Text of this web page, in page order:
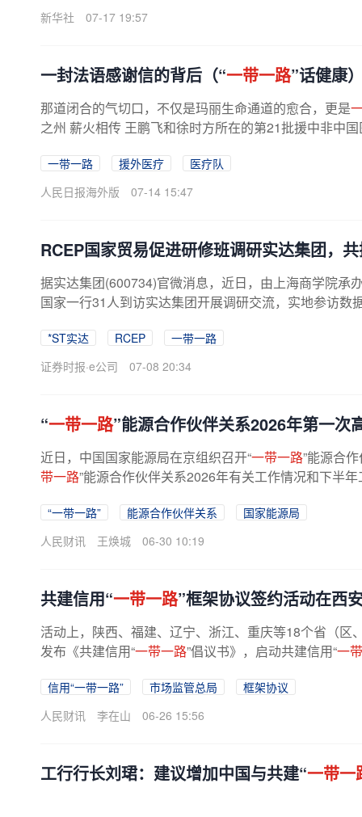
新华社
07-17 19:57
一封法语感谢信的背后（“一带一路”话健康
那道闭合的气切口，不仅是玛丽生命通道的愈合，更是
之州 薪火相传 王鹏飞和徐时方所在的第21批援中非中
一带一路 援外医疗
医疗队
人民日报海外版
07-14 15:47
RCEP国家贸易促进研修班调研实达集团，
据实达集团(600734)官微消息，近日，由上海商学院承
国家一行31人到访实达集团开展调研交流，实地参访数
*ST实达 RCEP
一带一路
证券时报·e公司
07-08 20:34
“一带一路”能源合作伙伴关系2026年第一次
近日，中国国家能源局在京组织召开“一带一路”能源合
带一路”能源合作伙伴关系2026年有关工作情况和下半
“一带一路” 能源合作伙伴关系
国家能源局
人民财讯
王焕城 06-30 10:19
共建信用“一带一路”框架协议签约活动在西
活动上，陕西、福建、辽宁、浙江、重庆等18个省（区
发布《共建信用“一带一路”倡议书》，启动共建信用“一
信用“一带一路” 市场监管总局
框架协议
人民财讯
李在山 06-26 15:56
工行行长刘珺：建议增加中国与共建“一带一